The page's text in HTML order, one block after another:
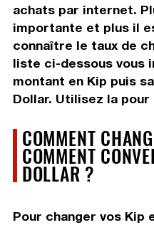
achats par internet.
importante et plus il
connaître le taux de
liste ci-dessous vous
montant en Kip puis
Dollar. Utilisez la
COMMENT
COMMENT
DOLLAR ?
Pour changer vos Kip